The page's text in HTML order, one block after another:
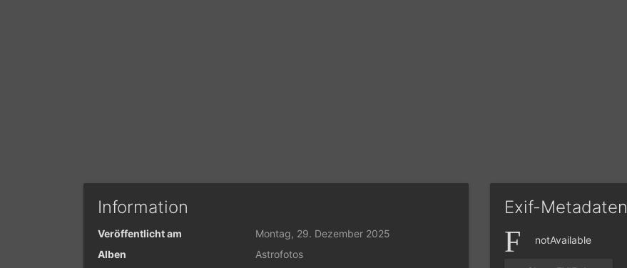
Information
Veröffentlicht am
Montag, 29. Dezember 2025
Alben
Astrofotos
Exif-Metadaten
notAvailable